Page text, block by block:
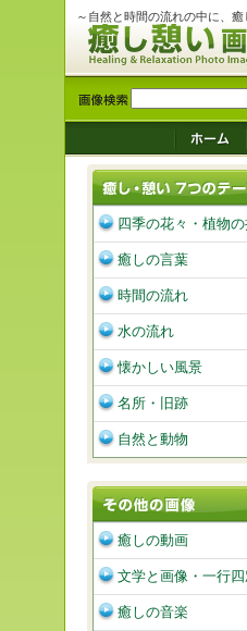
～自然と時間の流れの中に、
四季の花々・植物
癒しの言葉
時間の流れ
水の流れ
懐かしい風景
名所・旧跡
自然と動物
癒しの動画
文学と画像・一行
癒しの音楽